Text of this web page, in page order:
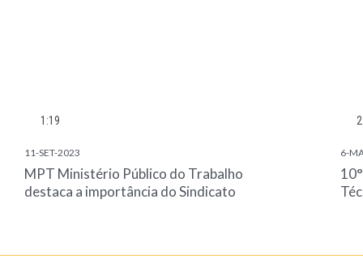
1:19
11-SET-2023
MPT Ministério Público do Trabalho
destaca a importância do Sindicato
6-